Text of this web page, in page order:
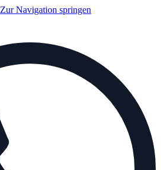
Zur Navigation springen